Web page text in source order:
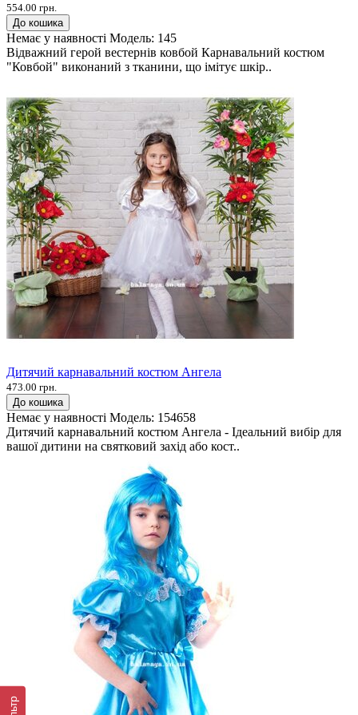
554.00 грн.
До кошика
Немає у наявності Модель: 145
Відважний герой вестернів ковбой Карнавальний костюм
"Ковбой" виконаний з тканини, що імітує шкір..
Дитячий карнавальний костюм Ангела
473.00 грн.
До кошика
Немає у наявності Модель: 154658
Дитячий карнавальний костюм Ангела - Ідеальний вибір для
вашої дитини на святковий захід або кост..